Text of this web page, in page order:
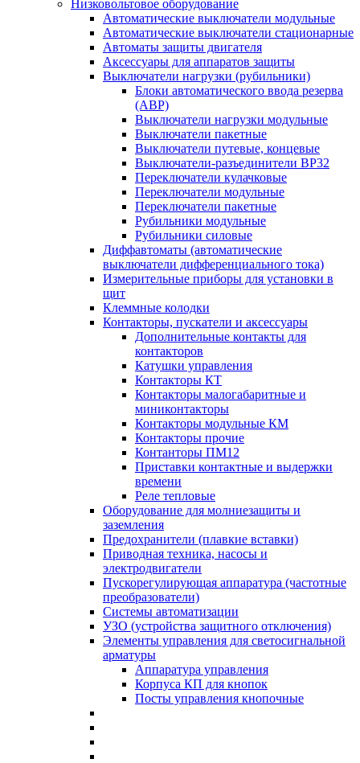
Низковольтовое оборудование
Автоматические выключатели модульные
Автоматические выключатели стационарные
Автоматы защиты двигателя
Аксессуары для аппаратов защиты
Выключатели нагрузки (рубильники)
Блоки автоматического ввода резерва
(АВР)
Выключатели нагрузки модульные
Выключатели пакетные
Выключатели путевые, концевые
Выключатели-разъединители ВР32
Переключатели кулачковые
Переключатели модульные
Переключатели пакетные
Рубильники модульные
Рубильники силовые
Диффавтоматы (автоматические
выключатели дифференциального тока)
Измерительные приборы для установки в
щит
Клеммные колодки
Контакторы, пускатели и аксессуары
Дополнительные контакты для
контакторов
Катушки управления
Контакторы КТ
Контакторы малогабаритные и
миниконтакторы
Контакторы модульные КМ
Контакторы прочие
Контанторы ПМ12
Приставки контактные и выдержки
времени
Реле тепловые
Оборудование для молниезащиты и
заземления
Предохранители (плавкие вставки)
Приводная техника, насосы и
электродвигатели
Пускорегулирующая аппаратура (частотные
преобразователи)
Системы автоматизации
УЗО (устройства защитного отключения)
Элементы управления для светосигнальной
арматуры
Аппаратура управления
Корпуса КП для кнопок
Посты управления кнопочные